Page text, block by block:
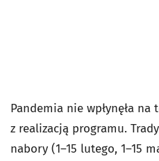
Pandemia nie wpłynęła
z realizacją programu.
nabory (1–15 lutego, 1–15